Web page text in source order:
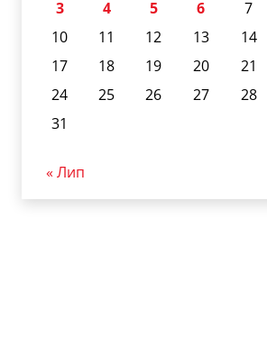
3
4 5 6 7
10
11 12 13 14
17
18 19 20 21
24
25 26 27 28
31
« Лип